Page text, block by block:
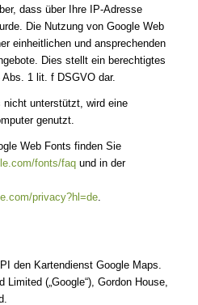
dass über Ihre IP-Adresse
Die Nutzung von Google Web
einheitlichen und ansprechenden
Dies stellt ein berechtigtes
1 lit. f DSGVO dar.
nicht unterstützt, wird eine
genutzt.
Web Fonts finden Sie
fonts/faqund in der
privacy?hl=de.
den Kartendienst Google Maps.
(„Google“), Gordon House,